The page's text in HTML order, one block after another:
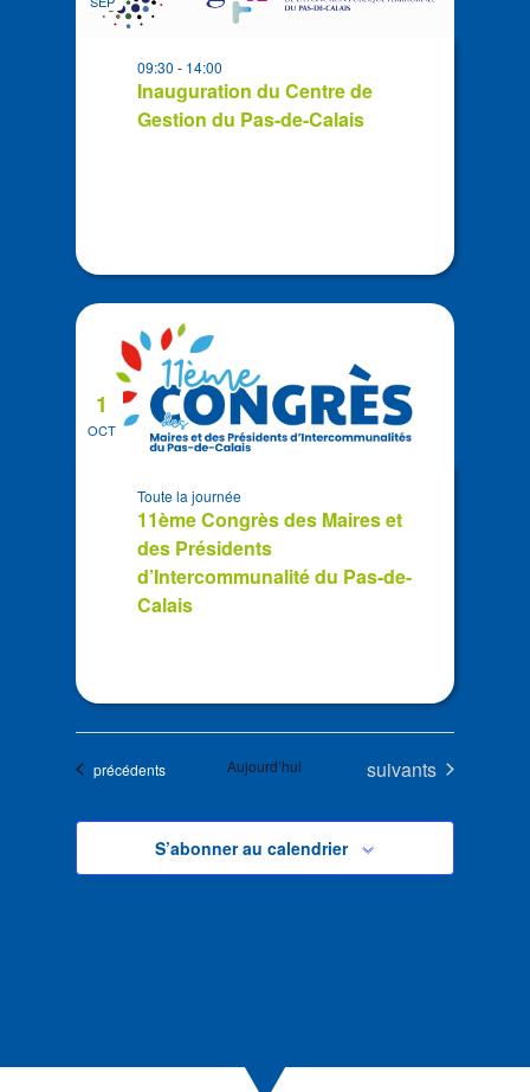
events
Photo
ViewInauguration du Centre de
Gestion du Pas-de-Calais
09:30- 14:00
OCT
1
11ème Congrès des Maires et
des Présidents
d’Intercommunalité du Pas-de-
Calais
Toute la journée
Évènements
précédents Aujourd’hui Évènements
suivants
S’abonner au calendrier